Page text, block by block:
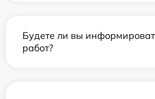
Будете ли вы
работ?